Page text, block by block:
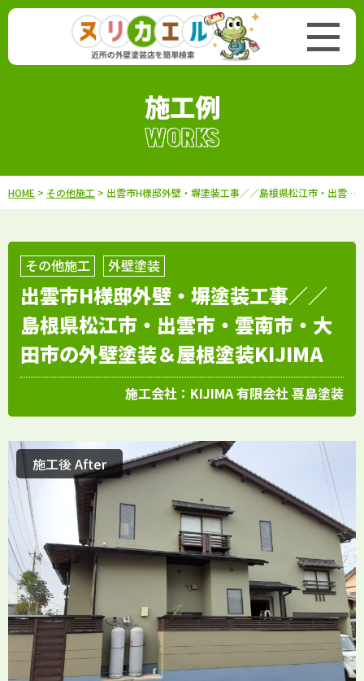
施工例
WORKS
HOME > その他施工 > 出雲市H様邸外壁・塀塗装工事／／島根県松江市・出雲市・雲南市・大田市の外壁塗装＆屋根塗装KIJIMA
その他施工 外壁塗装
出雲市H様邸外壁・塀塗装工事／／
島根県松江市・出雲市・雲南市・大
田市の外壁塗装＆屋根塗装KIJIMA
施工会社： KIJIMA 有限会社 喜島塗装
施工後 After